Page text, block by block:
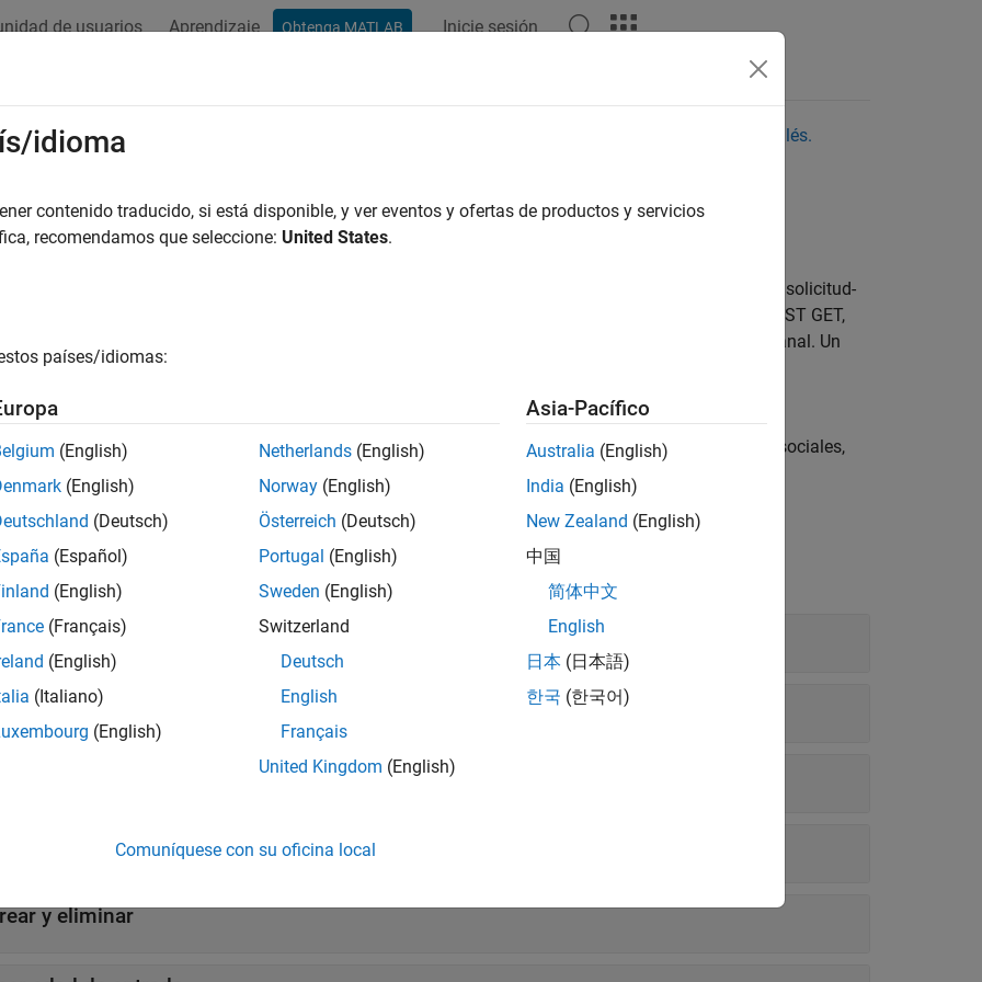
de usuarios Aprendizaje Obtenga MATLAB Inicie sesión
se ha traducido mediante traducción automática. Haga clic aquí para ver la última versión en inglés.
de estado representacional (REST) ​​es un estilo arquitectónico diseñado como un modelo de solicitud-
que se comunica a través de HTTP. ThingSpeak, una plataforma de IoT, utiliza las llamadas API REST GET,
PUT y DELETE para crear y eliminar canales, leer y escribir datos de canales y borrar los datos de un canal. Un
web o cliente envía una solicitud al servidor, que responde con datos en el formato solicitado. Los
puede utilizar llamadas API REST conActuar sobre los datos
que le permiten interactuar con redes sociales,
web y dispositivos.
de API REST
datos
datos
canales y configuración de canales
y eliminar
idioma
contenido traducido, si está disponible, y ver eventos y ofertas de productos y servicios
recomendamos que seleccione: United States.
países/idiomas:
(English)
(English)
(Deutsch)
(Español)
(English)
(Français)
(English)
(Italiano)
(English)
Netherlands (English)
Norway (English)
Österreich (Deutsch)
Portugal (English)
Sweden (English)
Switzerland
Deutsch
English
Français
United Kingdom (English)
Asia-Pacífico
Australia (English)
India (English)
New Zealand (English)
中国
简体中文
English
日本 (日本語)
한국 (한국어)
Comuníquese con su oficina local